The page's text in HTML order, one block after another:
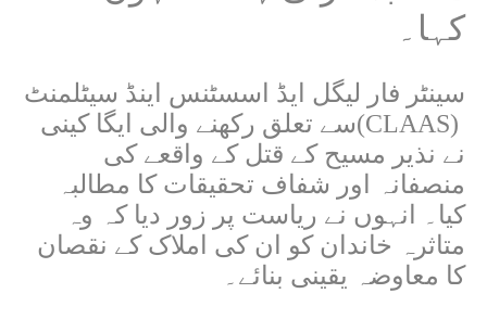
کہا۔
سینٹر فار لیگل ایڈ اسسٹنس اینڈ سیٹلمنٹ
(CLAAS)سے تعلق رکھنے والی ایگا کینی
نے نذیر مسیح کے قتل کے واقعے کی
منصفانہ اور شفاف تحقیقات کا مطالبہ
کیا۔ انہوں نے ریاست پر زور دیا کہ وہ
متاثرہ خاندان کو ان کی املاک کے نقصان
کا معاوضہ یقینی بنائے۔